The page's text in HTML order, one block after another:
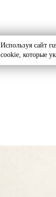
Используя сайт
cookie, которые